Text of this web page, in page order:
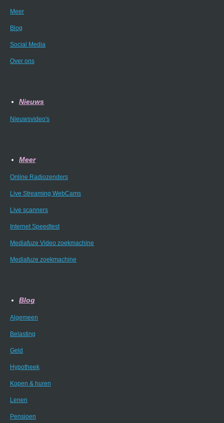
Meer
Blog
Social Media
Over ons
Nieuws
Nieuwsvideo's
Meer
Online Radiozenders
Live Streaming WebCams
Live scanners
Internet Speedtest
Mediafuze Video zoekmachine
Mediafuze zoekmachine
Blog
Algemeen
Belasting
Geld
Hypotheek
Kopen & huren
Lenen
Pensioen